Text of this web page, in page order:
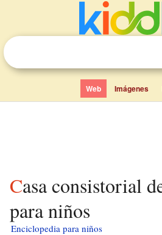
Web Imágenes
Casa consistorial de Bermeo
para niños
Enciclopedia para niños